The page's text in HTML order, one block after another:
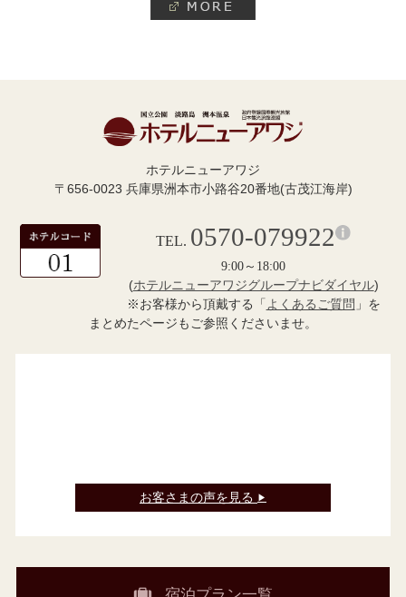
ホテルニューアワジ
〒656-0023 兵庫県洲本市小路谷20番地(古茂江海岸)
TEL. 0570-079922
9:00～18:00
(ホテルニューアワジグループナビダイヤル)
※お客様から頂戴する「 よくあるご質問 」を
まとめたページもご参照くださいませ。
お客さまの声を見る ▶